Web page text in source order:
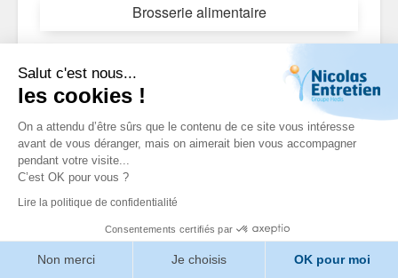
Salut c'est nous...
les cookies !
On a attendu d’être sûrs que le contenu de ce site vous intéresse
avant de vous déranger, mais on aimerait bien vous accompagner
pendant votre visite...
C’est OK pour vous ?
Lire la politique de confidentialité
Consentements certifiés par
Non merci Je choisis OK pour moi
Brosserie alimentaire
Tous les produits "Equipements
Valider